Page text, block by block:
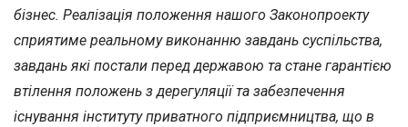
бізнес. Реалізація положення нашого Законопроекту
сприятиме реальному виконанню завдань суспільства,
завдань які постали перед державою та стане гарантією
втілення положень з дерегуляції та забезпечення
існування інституту приватного підприємництва, що в